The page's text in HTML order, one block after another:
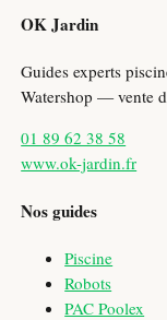
OK Jardin
Guides experts
Watershop — vente
01 89 62 38 58
www.ok-jardin.fr
Nos guides
Piscine
Robots
PAC Poolex